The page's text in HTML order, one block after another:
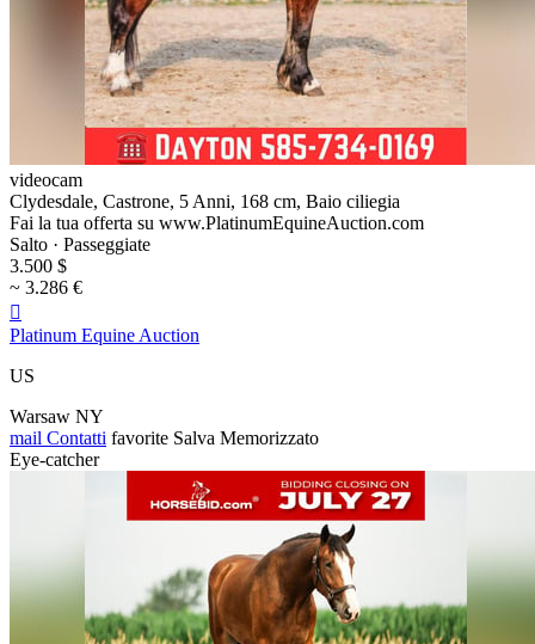
videocam
Clydesdale, Castrone, 5 Anni, 168 cm, Baio ciliegia
Fai la tua offerta su www.PlatinumEquineAuction.com
Salto · Passeggiate
3.500 $
~ 3.286 €

Platinum Equine Auction
US
Warsaw NY
mail Contatti favorite Salva Memorizzato
Eye-catcher